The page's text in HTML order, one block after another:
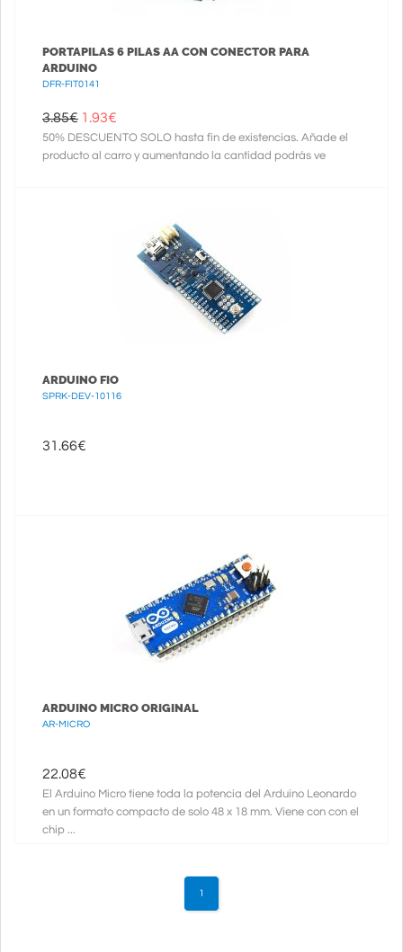
PORTAPILAS 6 PILAS AA CON CONECTOR PARA
ARDUINO
DFR-FIT0141
3.85€ 1.93€
50% DESCUENTO SOLO hasta fin de existencias. Añade el
producto al carro y aumentando la cantidad podrás ve
ARDUINO FIO
SPRK-DEV-10116
31.66€
ARDUINO MICRO ORIGINAL
AR-MICRO
22.08€
El Arduino Micro tiene toda la potencia del Arduino Leonardo
en un formato compacto de solo 48 x 18 mm. Viene con con el
chip ...
1